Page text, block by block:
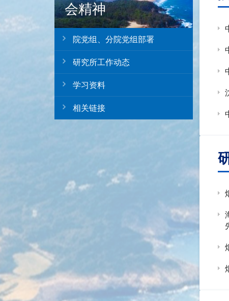
会精神
院党组、分院党组部署
研究所工作动态
学习资料
相关链接